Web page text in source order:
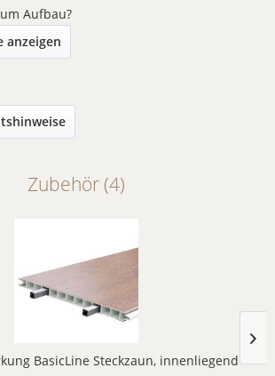
Aufbau?
anzeigen
Zubehör (4)
BasicLine Steckzaun, innenliegend